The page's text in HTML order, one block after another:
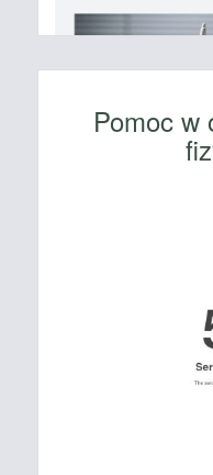
Pomoc w